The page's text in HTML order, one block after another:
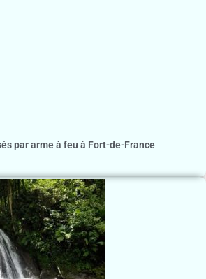
par arme à feu à Fort-de-France